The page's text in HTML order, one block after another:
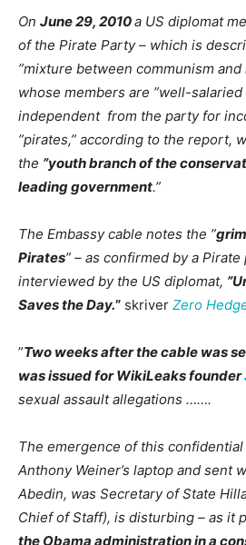
On June 29, 2010a US diplomat
of the Pirate Party – which is
”mixture between communism
whose members are ”well-
independent from the party for
”pirates,” according to the report,
the ”youth branch of the
leading government.”
The Embassy cable notes the ”
Pirates” – as confirmed by a
interviewed by the US diplomat,
Saves the Day.” skriver Zero
”Two weeks after the cable was
was issued for WikiLeaks founder
sexual assault allegations …….
The emergence of this
Anthony Weiner’s laptop and sent
Abedin, was Secretary of State
Chief of Staff), is disturbing – as it
the Obama administration in a